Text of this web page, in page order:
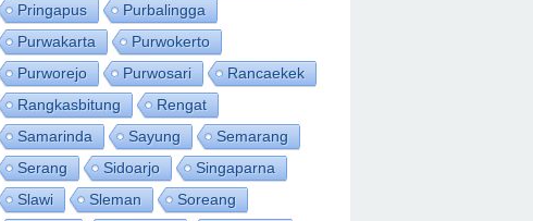
Pringapus
Purbalingga
Purwakarta
Purwokerto
Purworejo
Purwosari
Rancaekek
Rangkasbitung
Rengat
Samarinda
Sayung
Semarang
Serang
Sidoarjo
Singaparna
Slawi
Sleman
Soreang